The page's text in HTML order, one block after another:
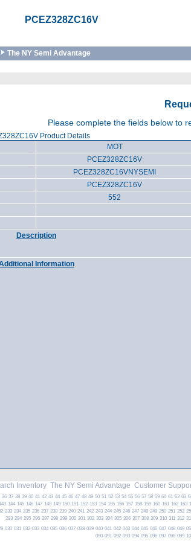
PCEZ328ZC16V
The NY Semi Advantage
Please complete the fields below to
Product Details
MOT
PCEZ328ZC16V
PCEZ328ZC16VNYSEMI
PCEZ328ZC16V
552
Description
Information
Inventory The NY Semi Advantage Customer
36 37 38 39 40 41 42 43 44 45 46 47 48 49 50 51 52 53 54 55 56 57 58 59 60 61 62 63
144 145 146 147 148 149 150 151 152 153 154 155 156 157 158 159 160 161 162 163
233 234 235 236 237 238 239 240 241 242 243 244 245 246 247 248 249 250 251 252
293 294 295 296 297 298 299 300 301 302 303 304 305 306 307 308 309 310 311 312
030 031 032 033 034 035 036 037 038 039 040 041 042 043 044 045 046 047 048 049
090 091 092 093 094 095 096 097 098 099